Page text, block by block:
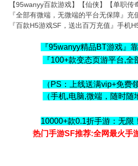
【95wanyy百款游戏】【仙侠】【单职
『全部有微端，无微端的平台无保障』充
『百款H5游戏SF，送出百万充值』手机
『95wanyy精品BT游戏』
『100+款变态页游平台,
（PS：上线送满vip+免
（手机,电脑,微端，随时
10000+款0.1折手游：无限
热门手游SF推荐:全网最火手